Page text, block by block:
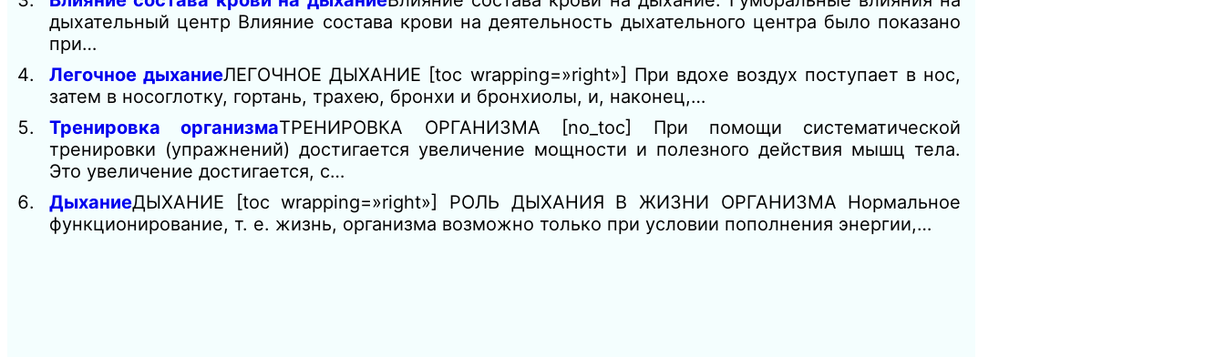
дыхательный центр Влияние состава крови на деятельность дыхательного центра было показано
при…
Легочное дыханиеЛЕГОЧНОЕ ДЫХАНИЕ [toc wrapping=»right»] При вдохе воздух поступает в нос,
затем в носоглотку, гортань, трахею, бронхи и бронхиолы, и, наконец,…
Тренировка организмаТРЕНИРОВКА ОРГАНИЗМА [no_toc] При помощи систематической
тренировки (упражнений) достигается увеличение мощности и полезного действия мышц тела.
Это увеличение достигается, с…
ДыханиеДЫХАНИЕ [toc wrapping=»right»] РОЛЬ ДЫХАНИЯ В ЖИЗНИ ОРГАНИЗМА Нормальное
функционирование, т. е. жизнь, организма возможно только при условии пополнения энергии,…